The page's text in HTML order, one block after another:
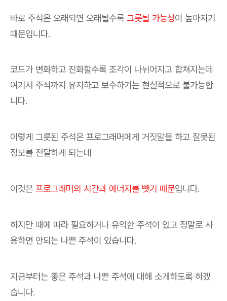
바로 주석은 오래되면 오래될수록 그릇될 가능성이 높아지기
때문입니다.
코드가 변화하고 진화할수록 조각이 나뉘어지고 합쳐지는데
여기서 주석까지 유지하고 보수하기는 현실적으로 불가능합
니다.
이렇게 그릇된 주석은 프로그래머에게 거짓말을 하고 잘못된
정보를 전달하게 되는데
이것은 프로그래머의 시간과 에너지를 뺏기 때문입니다.
하지만 때에 따라 필요하거나 유익한 주석이 있고 정말로 사
용하면 안되는 나쁜 주석이 있습니다.
지금부터는 좋은 주석과 나쁜 주석에 대해 소개하도록 하겠
습니다.